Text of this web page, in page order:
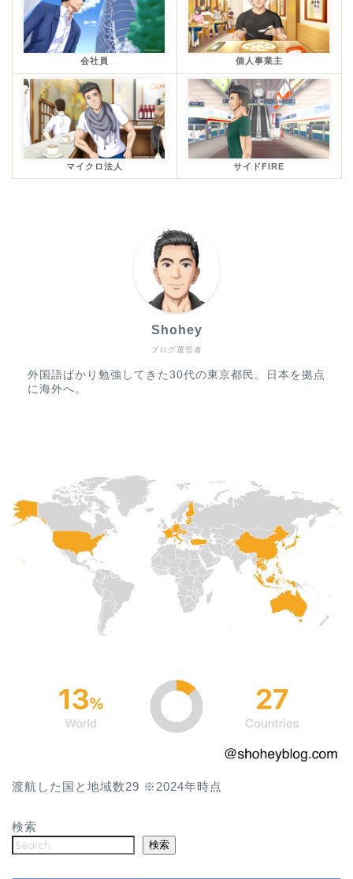
会社員 個人事業主
マイクロ法人 サイドFIRE
ブログ運営者
Shohey
外国語ばかり勉強してきた30代の東京都民。日本を拠点
に海外へ。
渡航した国と地域数29 ※2024年時点
検索
検索